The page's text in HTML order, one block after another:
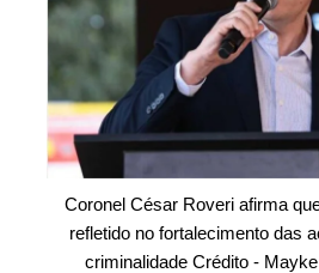
Coronel César Roveri afirma
refletido no fortalecimento das
criminalidade Crédito -